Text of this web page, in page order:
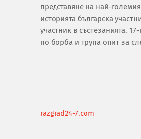
представяне на най-
историята българска
участник в състезанията.
по борба и трупа опит за
razgrad24-7.com